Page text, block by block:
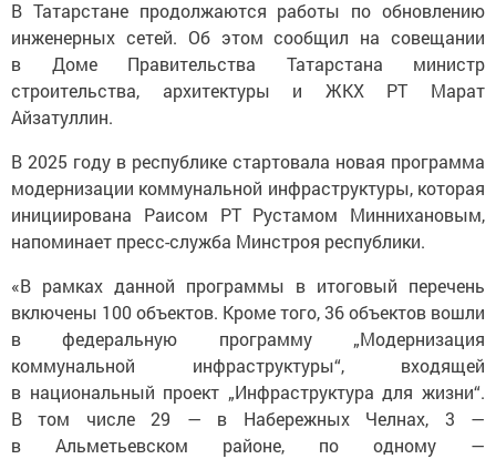
В Татарстане продолжаются работы по обновлению
инженерных сетей. Об этом сообщил на совещании
в Доме Правительства Татарстана министр
строительства, архитектуры и ЖКХ РТ Марат
Айзатуллин.
В 2025 году в республике стартовала новая программа
модернизации коммунальной инфраструктуры, которая
инициирована Раисом РТ Рустамом Миннихановым,
напоминает пресс-служба Минстроя республики.
«В рамках данной программы в итоговый перечень
включены 100 объектов. Кроме того, 36 объектов вошли
в федеральную программу „Модернизация
коммунальной инфраструктуры“, входящей
в национальный проект „Инфраструктура для жизни“.
В том числе 29 — в Набережных Челнах, 3 —
в Альметьевском районе, по одному —